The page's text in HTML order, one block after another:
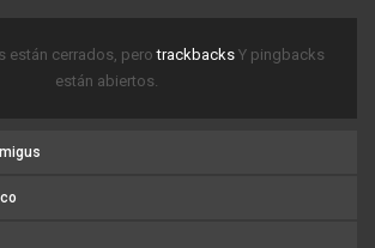
están cerrados, perotrackbacks Y pingbacks
están abiertos.